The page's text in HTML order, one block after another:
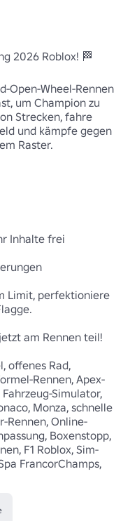
2026 Roblox! 🏁
Open-Wheel-Rennen
um Champion zu
Strecken, fahre
und kämpfe gegen
Raster.
Inhalte frei
Limit, perfektioniere
am Rennen teil!
offenes Rad,
Rennen, Apex-
Fahrzeug-Simulator,
Monza, schnelle
Rennen, Online-
Boxenstopp,
F1 Roblox, Sim-
FrancorChamps,